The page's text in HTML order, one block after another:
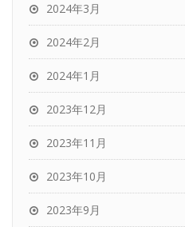
2024年3月
2024年2月
2024年1月
2023年12月
2023年11月
2023年10月
2023年9月